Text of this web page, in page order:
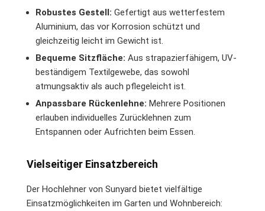
Robustes Gestell: Gefertigt aus wetterfestem
Aluminium, das vor Korrosion schützt und
gleichzeitig leicht im Gewicht ist.
Bequeme Sitzfläche: Aus strapazierfähigem, UV-
beständigem Textilgewebe, das sowohl
atmungsaktiv als auch pflegeleicht ist.
Anpassbare Rückenlehne: Mehrere Positionen
erlauben individuelles Zurücklehnen zum
Entspannen oder Aufrichten beim Essen.
Vielseitiger Einsatzbereich
Der Hochlehner von Sunyard bietet vielfältige
Einsatzmöglichkeiten im Garten und Wohnbereich: